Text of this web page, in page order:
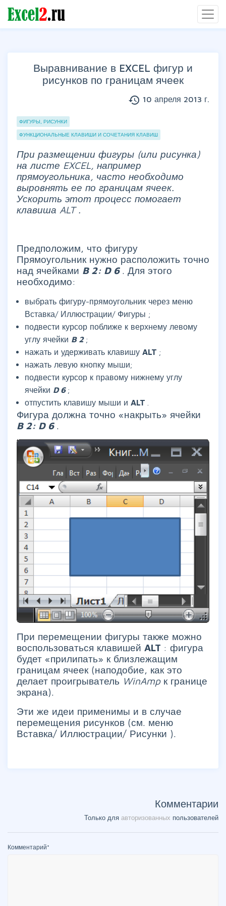
Выравнивание в EXCEL фигур и
рисунков по границам ячеек
history 10 апреля 2013 г.
Группы статей
ФИГУРЫ, РИСУНКИ
ФУНКЦИОНАЛЬНЫЕ КЛАВИШИ И СОЧЕТАНИЯ КЛАВИШ
При размещении фигуры (или рисунка)
на листе EXCEL, например
прямоугольника, часто необходимо
выровнять ее по границам ячеек.
Ускорить этот процесс помогает
клавиша ALT .
Предположим, что фигуру
Прямоугольник нужно расположить точно
над ячейками B 2: D 6 . Для этого
необходимо:
выбрать фигуру-прямоугольник через меню
Вставка/ Иллюстрации/ Фигуры ;
подвести курсор поближе к верхнему левому
углу ячейки B 2 ;
нажать и удерживать клавишу ALT ;
нажать левую кнопку мыши;
подвести курсор к правому нижнему углу
ячейки D6 ;
отпустить клавишу мыши и ALT
Фигура должна точно «накрыть» ячейки
B 2: D 6 .
При перемещении фигуры также можно
воспользоваться клавишей ALT : фигура
будет «прилипать» к близлежащим
границам ячеек (наподобие, как это
делает проигрыватель WinAmp к границе
экрана).
Эти же идеи применимы и в случае
перемещения рисунков (см. меню
Вставка/ Иллюстрации/ Рисунки ).
Комментарии
Только для авторизованных пользователей
Комментарий*